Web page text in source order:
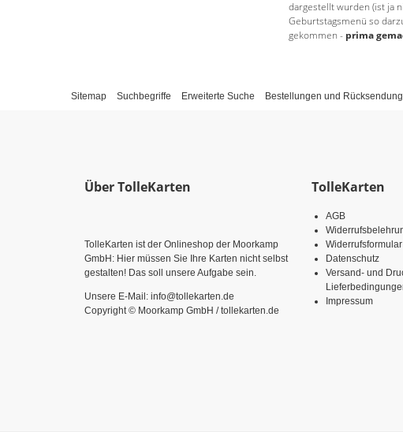
dargestellt wurden (ist ja
Geburtstagsmenü so
gekommen - prima
Sitemap Suchbegriffe Erweiterte Suche Bestellungen und
Über TolleKarten
TolleKarten ist der Onlineshop der Moorkamp
GmbH: Hier müssen Sie Ihre Karten nicht selbst
gestalten! Das soll unsere Aufgabe sein.
Unsere E-Mail: info@tollekarten.de
Copyright © Moorkamp GmbH / tollekarten.de
TolleKarten
AGB
Widerrufsformular
Datenschutz
Versand- und
Impressum